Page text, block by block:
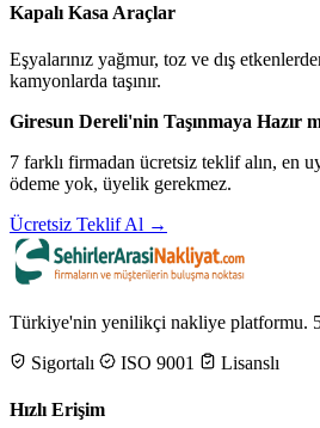
Kapalı Kasa Araçlar
Eşyalarınız yağmur, toz ve dış
kamyonlarda taşınır.
Giresun Dereli'nin Taşınmaya Hazır
7 farklı firmadan ücretsiz teklif alın, en
ödeme yok, üyelik gerekmez.
Ücretsiz Teklif Al →
Türkiye'nin yenilikçi nakliye platformu.
Sigortalı
ISO 9001 Lisanslı
Hızlı Erişim